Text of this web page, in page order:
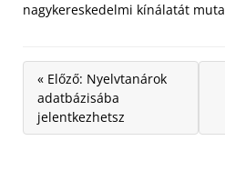
nagykereskedelmi kínálatát
« Előző: Nyelvtanárok
adatbázisába
jelentkezhetsz